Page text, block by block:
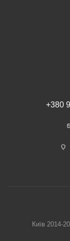
+380
Київ 2014-